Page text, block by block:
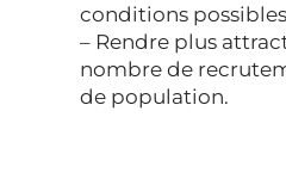
conditions
– Rendre plus
nombre de
de population.